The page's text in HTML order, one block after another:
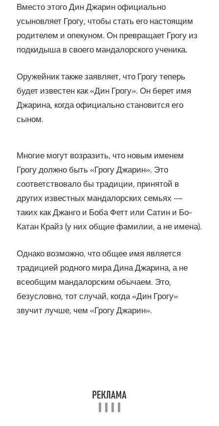
Вместо этого Дин Джарин официально
усыновляет Грогу, чтобы стать его настоящим
родителем и опекуном. Он превращает Грогу из
подкидыша в своего мандалорского ученика.
Оружейник также заявляет, что Грогу теперь
будет известен как «Дин Грогу». Он берет имя
Джарина, когда официально становится его
сыном.
Многие могут возразить, что новым именем
Грогу должно быть «Грогу Джарин». Это
соответствовало бы традиции, принятой в
других известных мандалорских семьях —
таких как Джанго и Боба Фетт или Сатин и Бо-
Катан Крайз (у них общие фамилии, а не имена).
Однако возможно, что общее имя является
традицией родного мира Дина Джарина, а не
всеобщим мандалорским обычаем. Это,
безусловно, тот случай, когда «Дин Грогу»
звучит лучше, чем «Грогу Джарин».